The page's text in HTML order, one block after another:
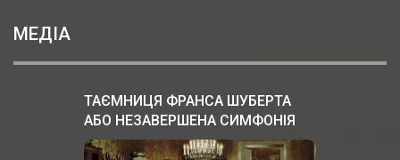
МЕДІА
ТАЄМНИЦЯ ФРАНСА ШУБЕРТА
АБО НЕЗАВЕРШЕНА СИМФОНІЯ
№8